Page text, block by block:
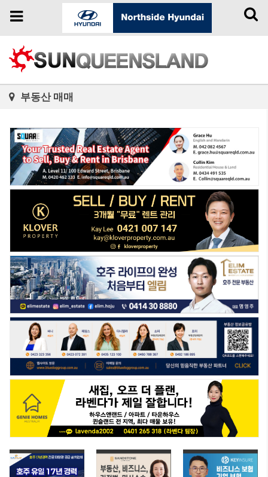
Toggle
Toggle
부동산 매매